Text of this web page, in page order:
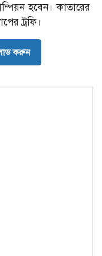
হবেন। কাতারের
ট্রফি।
করুন